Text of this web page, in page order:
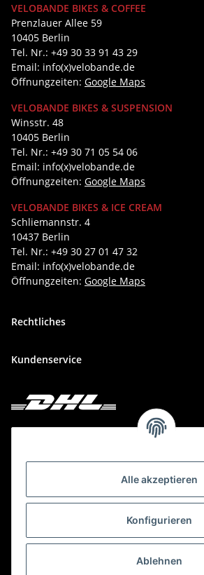
Alle akzeptieren
Konfigurieren
Ablehnen
VELOBANDE BIKES & COFFEE
Prenzlauer Allee 59
10405 Berlin
Tel. Nr.: +49 30 33 91 43 29
Email: info(x)velobande.de
Öffnungzeiten: Google Maps
VELOBANDE BIKES & SUSPENSION
Winsstr. 48
10405 Berlin
Tel. Nr.: +49 30 71 05 54 06
Email: info(x)velobande.de
Öffnungzeiten: Google Maps
VELOBANDE BIKES & ICE CREAM
Schliemannstr. 4
10437 Berlin
Tel. Nr.: +49 30 27 01 47 32
Email: info(x)velobande.de
Öffnungzeiten: Google Maps
Rechtliches
Kundenservice
Deine Bestellung versenden wir mit DHL!